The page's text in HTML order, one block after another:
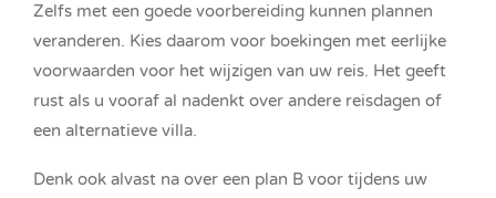
Zelfs met een goede voorbereiding kunnen plannen
veranderen. Kies daarom voor boekingen met eerlijke
voorwaarden voor het wijzigen van uw reis. Het geeft
rust als u vooraf al nadenkt over andere reisdagen of
een alternatieve villa.
Denk ook alvast na over een plan B voor tijdens uw